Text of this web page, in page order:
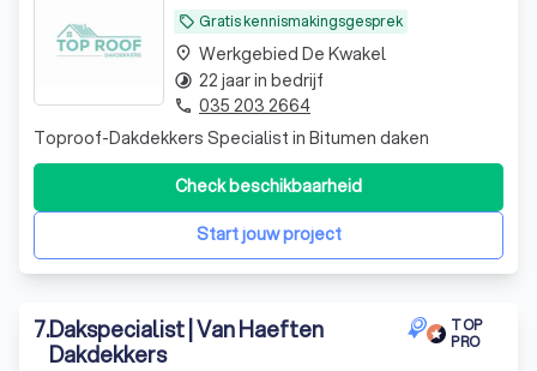
local_offer Gratis kennismakingsgesprek
Toproof-Dakdekkers Specialist in Bitumen daken
Start jouw project
Check beschikbaarheid
place Werkgebied De Kwakel
timelapse 22 jaar in bedrijf
phone 035 203 2664
7.Dakspecialist | Van Haeften
Dakdekkers
TOP
PRO